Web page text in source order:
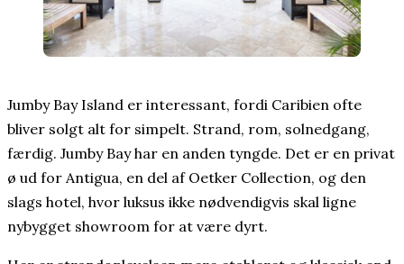
Jumby Bay Island er interessant, fordi Caribien ofte
bliver solgt alt for simpelt. Strand, rom, solnedgang,
færdig. Jumby Bay har en anden tyngde. Det er en privat
ø ud for Antigua, en del af Oetker Collection, og den
slags hotel, hvor luksus ikke nødvendigvis skal ligne
nybygget showroom for at være dyrt.